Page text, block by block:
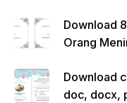
Download
Orang
Download
doc, docx,